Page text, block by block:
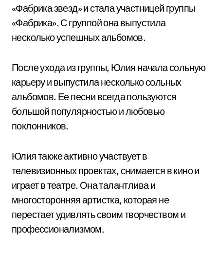
«Фабрика звезд» и стала участницей группы
«Фабрика». С группой она выпустила
несколько успешных альбомов.
После ухода из группы, Юлия начала сольную
карьеру и выпустила несколько сольных
альбомов. Ее песни всегда пользуются
большой популярностью и любовью
поклонников.
Юлия также активно участвует в
телевизионных проектах, снимается в кино и
играет в театре. Она талантлива и
многосторонняя артистка, которая не
перестает удивлять своим творчеством и
профессионализмом.